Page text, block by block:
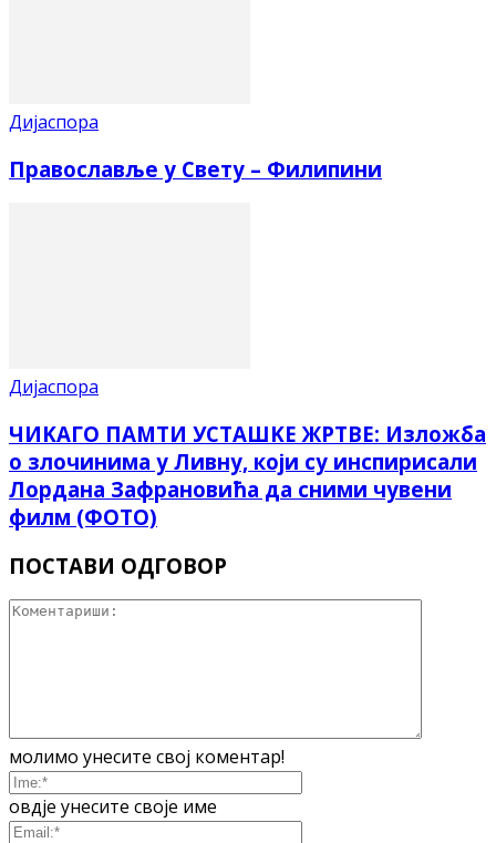
Дијаспора
Православље у Свету – Филипини
Дијаспора
ЧИKАГО ПАМТИ УСТАШKЕ ЖРТВЕ: Изложба
о злочинима у Ливну, који су инспирисали
Лордана Зафрановића да сними чувени
филм (ФОТО)
ПОСТАВИ ОДГОВОР
молимо унесите свој коментар!
овдје унесите своје име